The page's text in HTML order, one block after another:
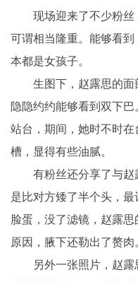
现场迎来了不少粉
可谓相当隆重。能够看
本都是女孩子。
生图下，赵露思的面
隐隐约约能够看到双下
站台，期间，她时不时
槽，显得有些油腻。
有粉丝还分享了与
是比对方矮了半个头，
脸蛋，没了滤镜，赵露
原因，腋下还勒出了赘肉
另外一张照片，赵